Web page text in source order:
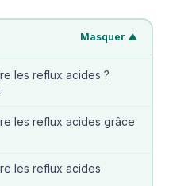
Masquer ▲
les reflux acides ?
les reflux acides grâce
les reflux acides